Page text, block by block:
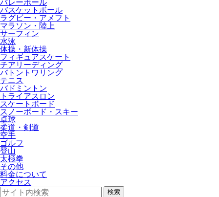
バレーボール
バスケットボール
ラグビー・アメフト
マラソン・陸上
サーフィン
水泳
体操・新体操
フィギュアスケート
チアリーディング
バトントワリング
テニス
バドミントン
トライアスロン
スケートボード
スノーボード・スキー
卓球
柔道・剣道
空手
ゴルフ
登山
太極拳
その他
料金について
アクセス
検索